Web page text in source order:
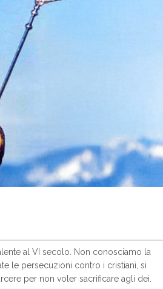
al VI secolo. Non conosciamo la
le persecuzioni contro i cristiani, si
per non voler sacrificare agli dei.